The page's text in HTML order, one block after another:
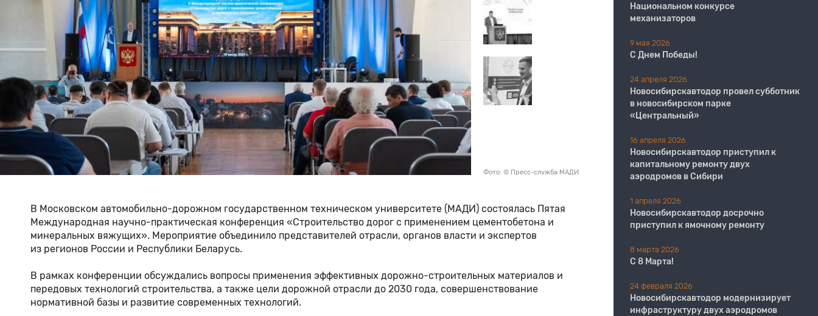
Фото: © Пресс-служба МАДИ
В Московском автомобильно-дорожном государственном техническом университете (МАДИ) состоялась Пятая
Международная научно-практическая конференция «Строительство дорог с применением цементобетона и
минеральных вяжущих». Мероприятие объединило представителей отрасли, органов власти и экспертов
из регионов России и Республики Беларусь.
В рамках конференции обсуждались вопросы применения эффективных дорожно-строительных материалов и
передовых технологий строительства, а также цели дорожной отрасли до 2030 года, совершенствование
нормативной базы и развитие современных технологий.
Национальном конкурсе
механизаторов
9 мая 2026
С Днем Победы!
24 апреля 2026
Новосибирскавтодор провел субботник
в новосибирском парке
«Центральный»
16 апреля 2026
Новосибирскавтодор приступил к
капитальному ремонту двух
аэродромов в Сибири
1 апреля 2026
Новосибирскавтодор досрочно
приступил к ямочному ремонту
8 марта 2026
С 8 Марта!
24 февраля 2026
Новосибирскавтодор модернизирует
инфраструктуру двух аэродромов